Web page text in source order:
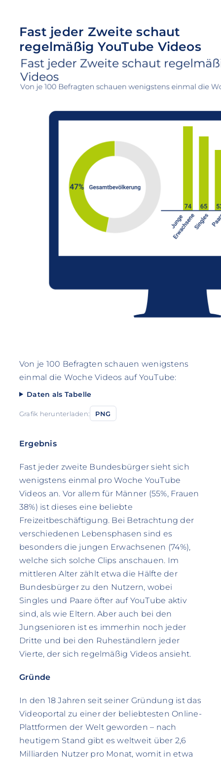
Fast jeder Zweite schaut
regelmäßig YouTube Videos
Von je 100 Befragten schauen wenigstens
einmal die Woche Videos auf YouTube:
Daten als Tabelle
Grafik herunterladen: PNG
Ergebnis
Fast jeder zweite Bundesbürger sieht sich
wenigstens einmal pro Woche YouTube
Videos an. Vor allem für Männer (55%, Frauen
38%) ist dieses eine beliebte
Freizeitbeschäftigung. Bei Betrachtung der
verschiedenen Lebensphasen sind es
besonders die jungen Erwachsenen (74%),
welche sich solche Clips anschauen. Im
mittleren Alter zählt etwa die Hälfte der
Bundesbürger zu den Nutzern, wobei
Singles und Paare öfter auf YouTube aktiv
sind, als wie Eltern. Aber auch bei den
Jungsenioren ist es immerhin noch jeder
Dritte und bei den Ruheständlern jeder
Vierte, der sich regelmäßig Videos ansieht.
Gründe
In den 18 Jahren seit seiner Gründung ist das
Videoportal zu einer der beliebtesten Online-
Plattformen der Welt geworden – nach
heutigem Stand gibt es weltweit über 2,6
Milliarden Nutzer pro Monat, womit in etwa